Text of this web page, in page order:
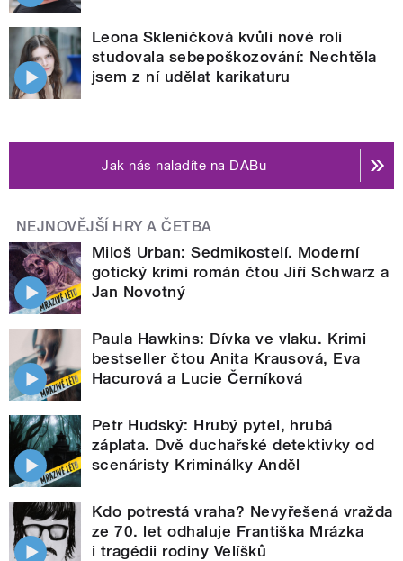
Leona Skleničková kvůli nové roli
studovala sebepoškozování: Nechtěla
jsem z ní udělat karikaturu
Jak nás naladíte na DABu
NEJNOVĚJŠÍ HRY A ČETBA
Miloš Urban: Sedmikostelí. Moderní
gotický krimi román čtou Jiří Schwarz a
Jan Novotný
Paula Hawkins: Dívka ve vlaku. Krimi
bestseller čtou Anita Krausová, Eva
Hacurová a Lucie Černíková
Petr Hudský: Hrubý pytel, hrubá
záplata. Dvě duchařské detektivky od
scenáristy Kriminálky Anděl
Kdo potrestá vraha? Nevyřešená vražda
ze 70. let odhaluje Františka Mrázka
i tragédii rodiny Velíšků